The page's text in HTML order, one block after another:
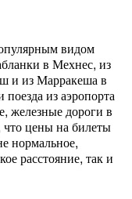
видом
в Мехнес, из
и из Марракеша в
поезда из аэропорта
железные дороги в
что цены на билеты
нормальное,
расстояние, так и